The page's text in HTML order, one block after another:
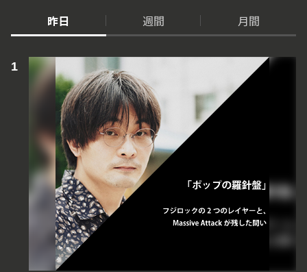
昨日 週間 月間